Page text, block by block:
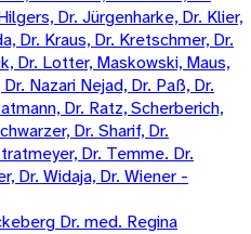
Dr. Jürgenharke, Dr. Klier,
Dr. Kraus, Dr. Kretschmer, Dr.
Dr. Lotter, Maskowski, Maus,
Nazari Nejad, Dr. Paß, Dr.
Dr. Ratz, Scherberich,
Dr. Sharif, Dr.
Dr. Temme. Dr.
Dr. Widaja, Dr. Wiener -
Dr. med. Regina